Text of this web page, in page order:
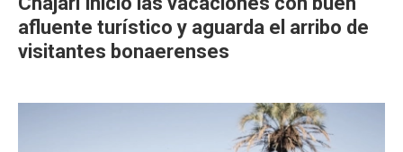
afluente turístico y aguarda el arribo de
visitantes bonaerenses